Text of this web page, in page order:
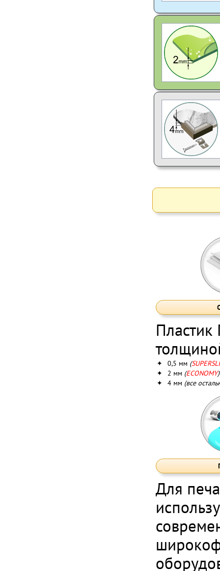
✦ 0,5 мм (
✦
2 мм (ECONOMY)
✦
4 мм (все
Для